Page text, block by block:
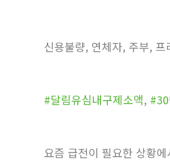
신용불량, 연체자, 주부,
#달림유심내구제소액,
요즘 급전이 필요한 상황